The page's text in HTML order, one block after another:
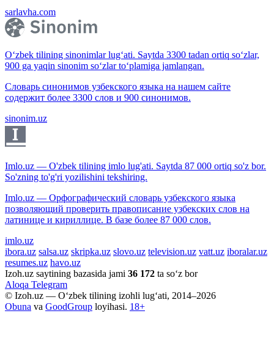
sarlavha.com
O‘zbek tilining sinonimlar lug‘ati. Saytda 3300 tadan ortiq so‘zlar,
900 ga yaqin sinonim so‘zlar to‘plamiga jamlangan.
Словарь синонимов узбекского языка на нашем сайте
содержит более 3300 слов и 900 синонимов.
sinonim.uz
Imlo.uz — O'zbek tilining imlo lug'ati. Saytda 87 000 ortiq so'z bor.
So'zning to'g'ri yozilishini tekshiring.
Imlo.uz — Орфографический словарь узбекского языка
позволяющий проверить правописание узбекских слов на
латинице и кириллице. В базе более 87 000 слов.
imlo.uz
ibora.uz salsa.uz skripka.uz slovo.uz television.uz vatt.uz iboralar.uz
resumes.uz havo.uz
Izoh.uz saytining bazasida jami 36 172 ta so‘z bor
Aloqa Telegram
© Izoh.uz — O‘zbek tilining izohli lug‘ati, 2014–2026
Obuna va GoodGroup loyihasi. 18+